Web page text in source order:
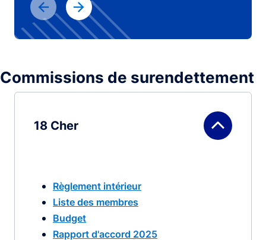
Commissions de surendettement
18 Cher
Règlement intérieur
Liste des membres
Budget
Rapport d'accord 2025